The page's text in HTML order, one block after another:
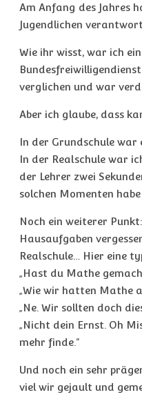
Am Anfang des Jahres
Jugendlichen
Wie ihr wisst, war ich
verglichen und war
Aber ich glaube, dass
In der Grundschule war
In der Realschule war
der Lehrer zwei
solchen Momenten
Noch ein weiterer
Hausaufgaben
Realschule… Hier eine
„Hast du Mathe
„Wie wir hatten Mathe
„Ne. Wir sollten doch
„Nicht dein Ernst. Oh
mehr finde.“
Und noch ein sehr
viel wir gejault und